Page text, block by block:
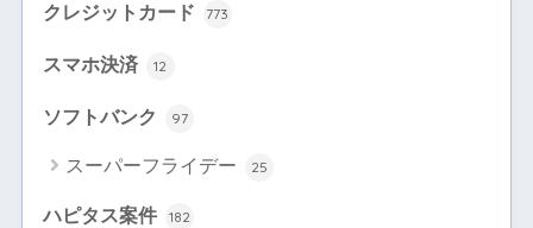
クレジットカード 773
スマホ決済 12
ソフトバンク 97
スーパーフライデー 25
ハピタス案件 182